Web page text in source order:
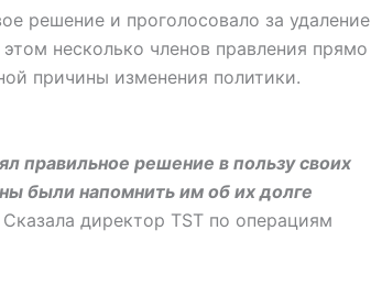
решение и проголосовало за удаление
несколько членов правления прямо
причины изменения политики.
правильное решение в пользу своих
были напомнить им об их долге
Сказала директор TST по операциям